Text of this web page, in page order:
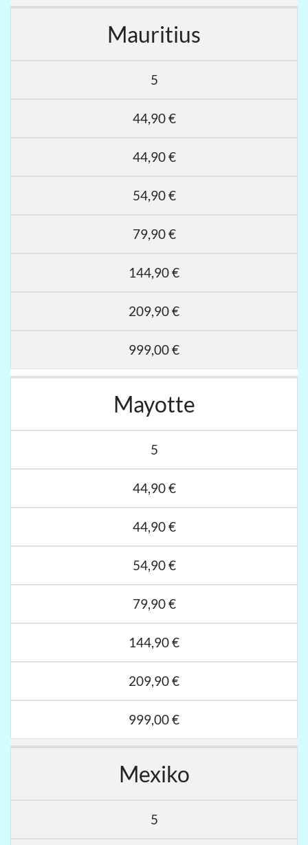
Mauritius
5
44,90 €
44,90 €
54,90 €
79,90 €
144,90 €
209,90 €
999,00 €
Mayotte
5
44,90 €
44,90 €
54,90 €
79,90 €
144,90 €
209,90 €
999,00 €
Mexiko
5